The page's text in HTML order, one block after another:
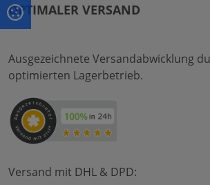
OPTIMALER VERSAND
Ausgezeichnete Versandabwicklung
optimierten Lagerbetrieb.
Versand mit DHL & DPD: